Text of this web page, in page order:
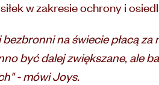
w zakresie ochrony i
na świecie płacą
być dalej zwiększane, ale
- mówi Joys.